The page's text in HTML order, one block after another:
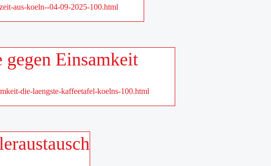
aus-koeln--04-09-2025-100.html
Einsamkeit
die-laengste-kaffeetafel-koelns-100.html